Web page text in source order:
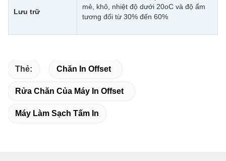
Lưu trữ
mẻ, khô, nhiệt độ dưới 20oC và độ ẩm
tương đối từ 30% đến 60%
Thẻ: Chăn In Offset
Rửa Chăn Của Máy In Offset
Máy Làm Sạch Tấm In